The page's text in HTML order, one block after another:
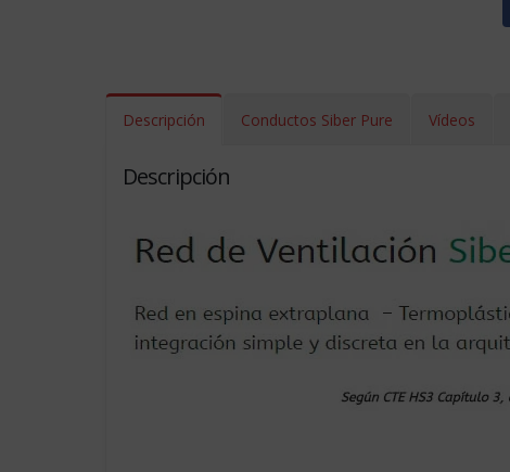
Descripción Conductos Siber Pure Vídeos
Descripción